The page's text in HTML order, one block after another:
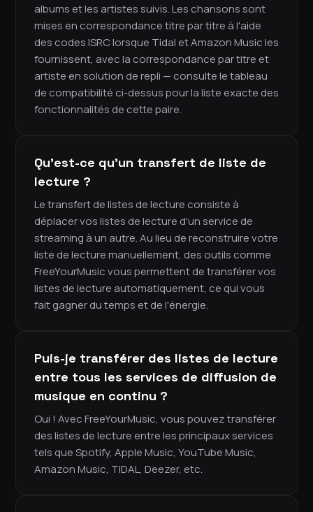
albums et les artistes suivis. Les chansons sont
mises en correspondance titre par titre à l'aide
des codes ISRC lorsque Tidal et Amazon Music les
fournissent, avec la correspondance par titre et
artiste en solution de repli — consulte le tableau
de compatibilité ci-dessus pour la liste exacte des
fonctionnalités de cette paire.
Qu'est-ce qu'un transfert de liste de
lecture ?
Le transfert de listes de lecture consiste à
déplacer vos listes de lecture d'un service de
streaming à un autre. Au lieu de reconstruire votre
liste de lecture manuellement, des outils comme
FreeYourMusic vous permettent de transférer vos
listes de lecture automatiquement, ce qui vous
fait gagner du temps et de l'énergie.
Puis-je transférer des listes de lecture
entre tous les services de diffusion de
musique en continu ?
Oui ! Avec FreeYourMusic, vous pouvez transférer
des listes de lecture entre les principaux services
tels que Spotify, Apple Music, YouTube Music,
Amazon Music, TIDAL, Deezer, etc.